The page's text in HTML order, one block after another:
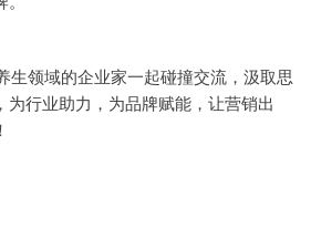
生领域的企业家一起碰撞交流，汲取思
为行业助力，为品牌赋能，让营销出